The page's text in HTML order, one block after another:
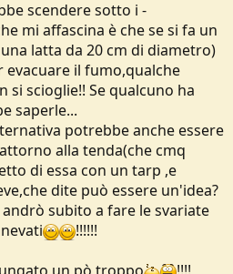
scendere sotto i -
mi affascina è che se si fa un
latta da 20 cm di diametro)
il fumo,qualche
si scioglie!! Se qualcuno ha
saperle...
potrebbe anche essere
alla tenda(che cmq
di essa con un tarp ,e
dite può essere un'idea?
subito a fare le svariate
!!!!!!